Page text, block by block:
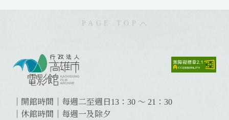
｜開館時間｜每週二至週日13：30 ～ 21：30
｜休館時間｜每週一及除夕
PAGE TOP